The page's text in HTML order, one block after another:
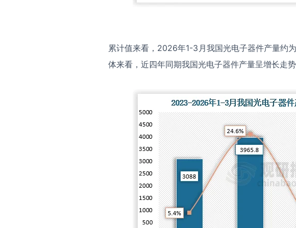
累计值来看，2026年1-3月我国光电子器件产量约
体来看，近四年同期我国光电子器件产量呈增长走势